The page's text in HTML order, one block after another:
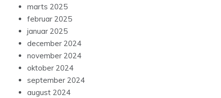
marts 2025
februar 2025
januar 2025
december 2024
november 2024
oktober 2024
september 2024
august 2024